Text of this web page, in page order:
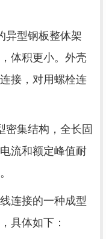
型钢板整体架
体积更小。外壳
接，对用螺栓连
集结构，全长固
流和额定峰值耐
连接的一种成型
具体如下：